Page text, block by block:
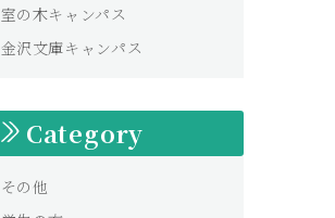
室の木キャンパス
金沢文庫キャンパス
Category
その他